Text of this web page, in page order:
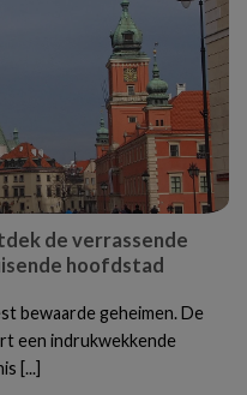
de verrassende
hoofdstad
bewaarde geheimen. De
een indrukwekkende
[...]